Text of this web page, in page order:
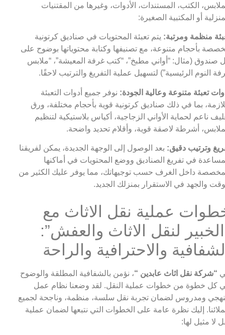
الكتب، المستندات، الأدوات، وغيرها من المقتنيات
أو المكتبية الصغيرة:
منظمة ومرتبة: يتم تعبئة المحتويات في صناديق كرتونية
بأحجام متنوعة، مع تصنيفها وكتابة محتوياتها بوضوح على
صندوق (مثال: “أواني مطبخ”، “كتب غرفة المعيشة”، “ملابس
النوم الرئيسية”) لتسهيل عملية التفريغ والترتيب لاحقًا.
تعبئة متنوعة وعالية الجودة: نوفر جميع أدوات التعبئة
بما في ذلك صناديق كرتونية قوية بأحجام مختلفة، ورق
ناعم لحماية الأواني الزجاجية، أكياس بلاستيكية لتنظيم
أشرطة لاصقة قوية، وأقلام تحديد واضحة.
وترتيب دقيق: بعد الوصول إلى الوجهة الجديدة، يمكن لفريقنا
في تفريغ الصناديق ووضع المحتويات في أماكنها
داخل الغرف حسب توجيهاتك، مما يوفر عليك الكثير من
والجهد في الاستقرار بمنزلك الجديد.
عملية نقل الاثاث مع
لنقل الاثاث والعفش”:
والاحترافية والراحة
“شركة نقل اثاث عابدين “، نؤمن بالشفافية المطلقة والوضوح
كل خطوة من خطوات عملية النقل. لقد وضعنا نظام عمل
ومدروس لضمان تجربة نقل سلسة، منظمة، وناجحة لجميع
إليك نظرة عامة على الخطوات التي نتبعها لضمان عملية
لا مثيل لها: